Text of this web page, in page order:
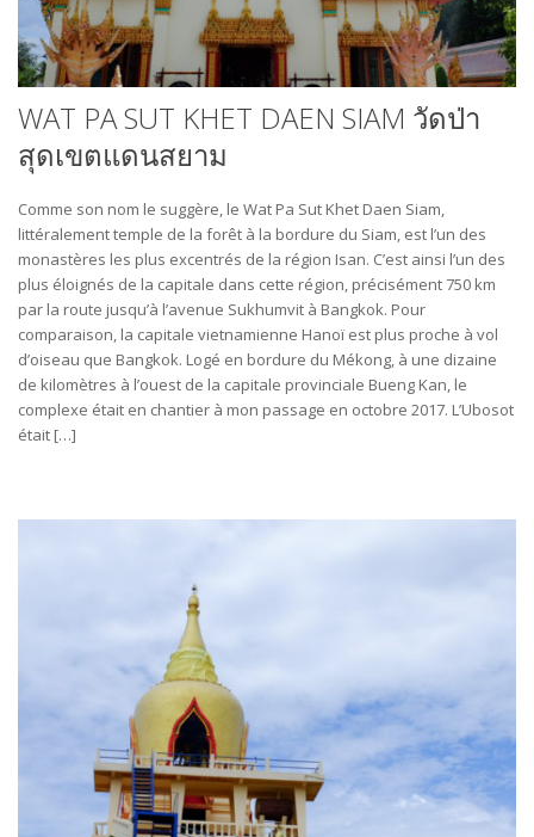
WAT PA SUT KHET DAEN SIAM วัดป่า
สุดเขตแดนสยาม
Comme son nom le suggère, le Wat Pa Sut Khet Daen Siam,
littéralement temple de la forêt à la bordure du Siam, est l’un des
monastères les plus excentrés de la région Isan. C’est ainsi l’un des
plus éloignés de la capitale dans cette région, précisément 750 km
par la route jusqu’à l’avenue Sukhumvit à Bangkok. Pour
comparaison, la capitale vietnamienne Hanoï est plus proche à vol
d’oiseau que Bangkok. Logé en bordure du Mékong, à une dizaine
de kilomètres à l’ouest de la capitale provinciale Bueng Kan, le
complexe était en chantier à mon passage en octobre 2017. L’Ubosot
était […]